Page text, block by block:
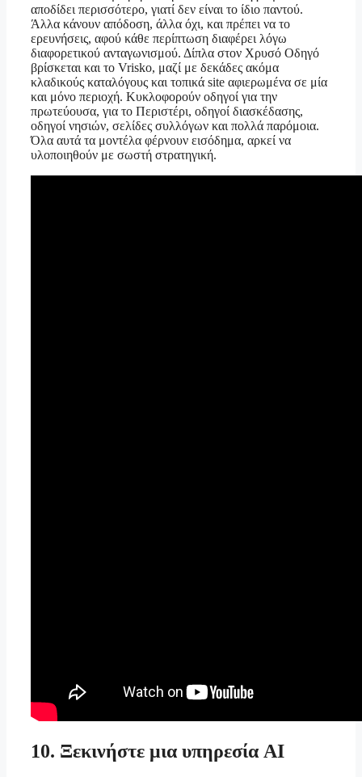
αποδίδει περισσότερο, γιατί δεν είναι το ίδιο παντού.
Άλλα κάνουν απόδοση, άλλα όχι, και πρέπει να το
ερευνήσεις, αφού κάθε περίπτωση διαφέρει λόγω
διαφορετικού ανταγωνισμού. Δίπλα στον Χρυσό Οδηγό
βρίσκεται και το Vrisko, μαζί με δεκάδες ακόμα
κλαδικούς καταλόγους και τοπικά site αφιερωμένα σε μία
και μόνο περιοχή. Κυκλοφορούν οδηγοί για την
πρωτεύουσα, για το Περιστέρι, οδηγοί διασκέδασης,
οδηγοί νησιών, σελίδες συλλόγων και πολλά παρόμοια.
Όλα αυτά τα μοντέλα φέρνουν εισόδημα, αρκεί να
υλοποιηθούν με σωστή στρατηγική.
10. Ξεκινήστε μια υπηρεσία AI